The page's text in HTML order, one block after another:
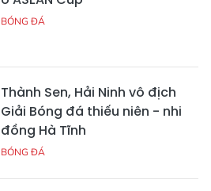
BÓNG ĐÁ
Thành Sen, Hải Ninh vô địch
Giải Bóng đá thiếu niên - nhi
đồng Hà Tĩnh
BÓNG ĐÁ